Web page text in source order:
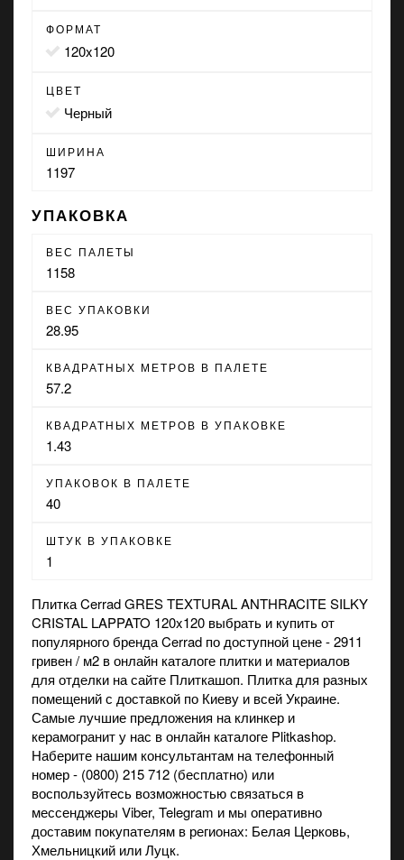
ФОРМАТ
120x120
ЦВЕТ
черный
ШИРИНА
1197
УПАКОВКА
ВЕС ПАЛЕТЫ
1158
ВЕС УПАКОВКИ
28.95
КВАДРАТНЫХ МЕТРОВ В ПАЛЕТЕ
57.2
КВАДРАТНЫХ МЕТРОВ В УПАКОВКЕ
1.43
УПАКОВОК В ПАЛЕТЕ
40
ШТУК В УПАКОВКЕ
1
Плитка Cerrad GRES TEXTURAL ANTHRACITE SILKY
CRISTAL LAPPATO 120x120 выбрать и купить от
популярного бренда Cerrad по доступной цене - 2911
гривен / м2 в онлайн каталоге плитки и материалов
для отделки на сайте Плиткашоп. Плитка для разных
помещений с доставкой по Киеву и всей Украине.
Самые лучшие предложения на клинкер и
керамограниту нас в онлайн каталоге Plitkashop.
Наберите нашим консультантам на телефонный
номер - (0800) 215 712 (бесплатно) или
воспользуйтесь возможностью связаться в
мессенджеры Viber, Telegram и мы оперативно
доставим покупателям в регионах: Белая Церковь,
Хмельницкий или Луцк.